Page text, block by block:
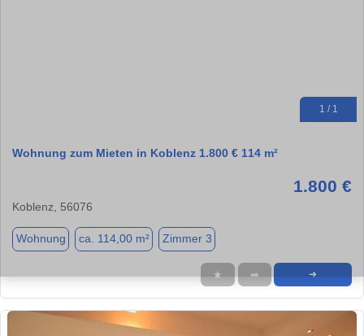
1 / 1
Wohnung zum Mieten in Koblenz 1.800 € 114 m²
1.800 €
Koblenz, 56076
Wohnung ca. 114,00 m² Zimmer 3
★ ➦ ➜